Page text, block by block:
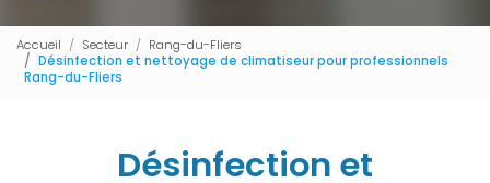
Accueil Secteur
Rang-du-Fliers
Désinfection et nettoyage de climatiseur pour professionnels
Rang-du-Fliers
Désinfection et